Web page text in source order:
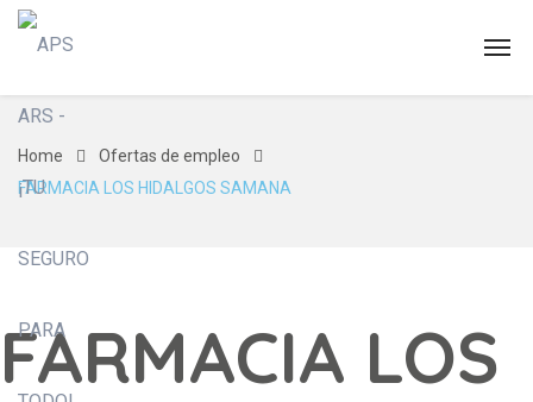
Home
Ofertas de empleo
FARMACIA LOS HIDALGOS SAMANA
FARMACIA LOS